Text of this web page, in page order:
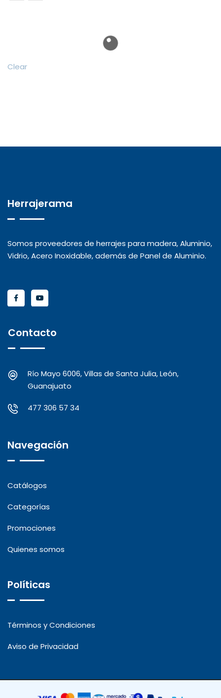
Clear
Herrajerama
Somos proveedores de herrajes para madera, Aluminio,
Vidrio, Acero Inoxidable, además de Panel de Aluminio.
Contacto
Río Mayo 6006, Villas de Santa Julia, León,
Guanajuato
477 306 57 34
Navegación
Catálogos
Categorías
Promociones
Quienes somos
Políticas
Términos y Condiciones
Aviso de Privacidad